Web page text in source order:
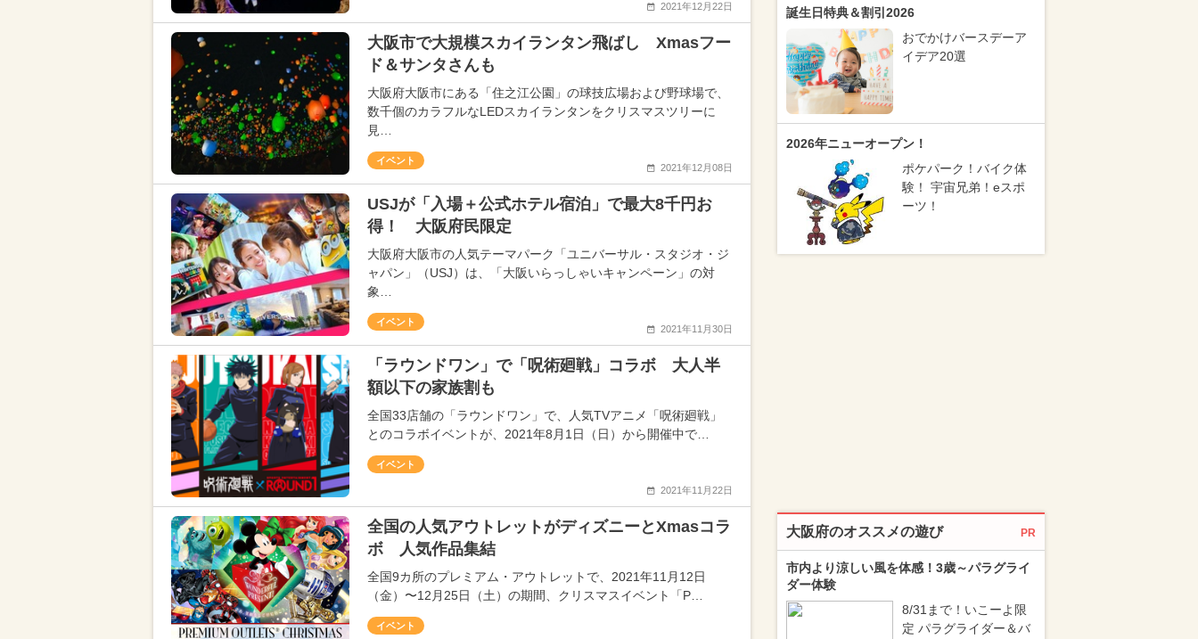
2021年12月22日
大阪市で大規模スカイランタン飛ばし Xmasフー
ド＆サンタさんも
大阪府大阪市にある「住之江公園」の球技広場および野球場で、
数千個のカラフルなLEDスカイランタンをクリスマスツリーに
見…
イベント
2021年12月08日
USJが「入場＋公式ホテル宿泊」で最大8千円お
得！ 大阪府民限定
大阪府大阪市の人気テーマパーク「ユニバーサル・スタジオ・ジ
ャパン」（USJ）は、「大阪いらっしゃいキャンペーン」の対
象…
イベント
2021年11月30日
「ラウンドワン」で「呪術廻戦」コラボ 大人半
額以下の家族割も
全国33店舗の「ラウンドワン」で、人気TVアニメ「呪術廻戦」
とのコラボイベントが、2021年8月1日（日）から開催中で…
イベント
2021年11月22日
全国の人気アウトレットがディズニーとXmasコラ
ボ 人気作品集結
全国9カ所のプレミアム・アウトレットで、2021年11月12日
（金）〜12月25日（土）の期間、クリスマスイベント「P…
イベント
誕生日特典＆割引2026
おでかけバースデーア
イデア20選
2026年ニューオープン！
ポケパーク！バイク体
験！ 宇宙兄弟！eスポ
ーツ！
大阪府のオススメの遊び PR
市内より涼しい風を体感！3歳～パラグライ
ダー体験
8/31まで！いこーよ限
定 パラグライダー＆バ